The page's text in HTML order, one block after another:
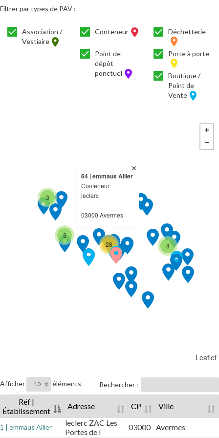
Filtrer par types de PAV :
Association /
Vestiaire
Conteneur Déchetterie
Point de
dépôt
ponctuel
Porte à porte
Boutique /
Point de
Vente
8
3
3
28
64 | emmaus Allier
Conteneur
leclerc
03000 Avermes
Leaflet
Afficher éléments Rechercher :
Réf |
Établissement
Adresse CP Ville
1 | emmaus Allier
leclerc ZAC Les
Portes de l
03000 Avermes